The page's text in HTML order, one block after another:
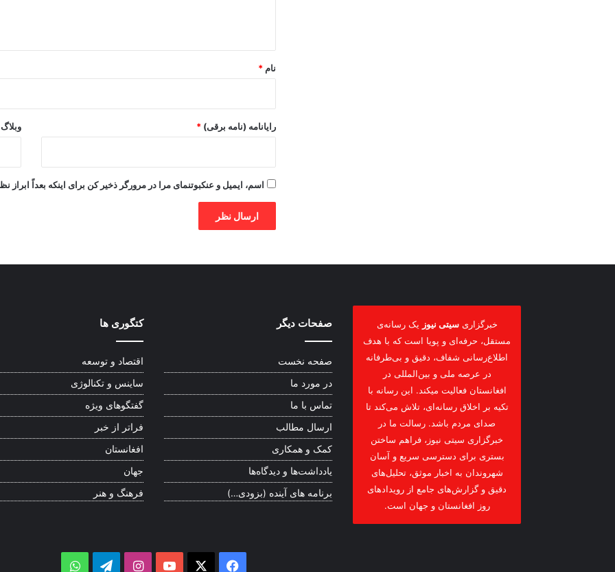
نام *
رایانامه (نامه برقی) * وبلاگ
اسم، ایمیل و عنکبوتنمای مرا در مرورگر ذخیر کن برای اینکه بعداً ابراز
خبرگزاریسیتی نیوز یک رسانه‌ی
مستقل، حرفه‌ای و پویا است که با هدف
اطلاع‌رسانی شفاف، دقیق و بی‌طرفانه
در عرصه ملی و بین‌المللی در
افغانستان فعالیت میکند. این رسانه با
تکیه بر اخلاق رسانه‌ای، تلاش می‌کند تا
صدای مردم باشد. رسالت ما در
خبرگزاری سیتی نیوز، فراهم ساختن
بستری برای دسترسی سریع و آسان
شهروندان به اخبار موثق، تحلیل‌های
دقیق و گزارش‌های جامع از رویدادهای
روز افغانستان و جهان است.
صفحات دیگر
صفحه نخست
در مورد ما
تماس با ما
ارسال مطالب
کمک و همکاری
یادداشت‌ها و دیدگاه‌ها
برنامه های آینده (بزودی…)
کتگوری ها
اقتصاد و توسعه
ساینس و تکنالوژی
گفتگوهای ویژه
فراتر از خبر
افغانستان
جهان
فرهنگ و هنر
Facebook
YouTube
Instagram
Telegram
WhatsApp